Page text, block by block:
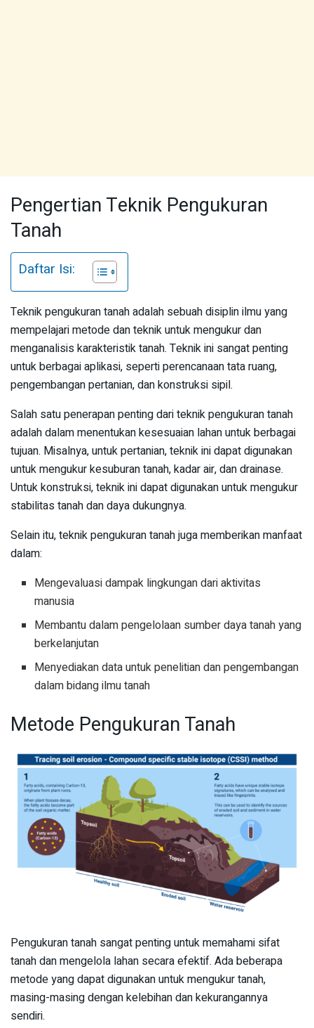
Pengertian Teknik Pengukuran
Tanah
Daftar Isi:
Teknik pengukuran tanah adalah sebuah disiplin ilmu yang
mempelajari metode dan teknik untuk mengukur dan
menganalisis karakteristik tanah. Teknik ini sangat penting
untuk berbagai aplikasi, seperti perencanaan tata ruang,
pengembangan pertanian, dan konstruksi sipil.
Salah satu penerapan penting dari teknik pengukuran tanah
adalah dalam menentukan kesesuaian lahan untuk berbagai
tujuan. Misalnya, untuk pertanian, teknik ini dapat digunakan
untuk mengukur kesuburan tanah, kadar air, dan drainase.
Untuk konstruksi, teknik ini dapat digunakan untuk mengukur
stabilitas tanah dan daya dukungnya.
Selain itu, teknik pengukuran tanah juga memberikan manfaat
dalam:
Mengevaluasi dampak lingkungan dari aktivitas
manusia
Membantu dalam pengelolaan sumber daya tanah yang
berkelanjutan
Menyediakan data untuk penelitian dan pengembangan
dalam bidang ilmu tanah
Metode Pengukuran Tanah
Pengukuran tanah sangat penting untuk memahami sifat
tanah dan mengelola lahan secara efektif. Ada beberapa
metode yang dapat digunakan untuk mengukur tanah,
masing-masing dengan kelebihan dan kekurangannya
sendiri.